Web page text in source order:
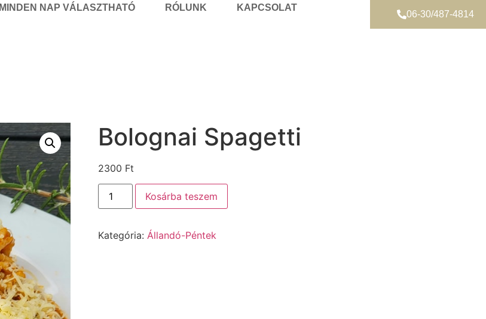
MINDEN NAP VÁLASZTHATÓ RÓLUNK KAPCSOLAT
06-30/487-4814
Bolognai Spagetti
2300 Ft
Kosárba teszem
Kategória: Állandó-Péntek